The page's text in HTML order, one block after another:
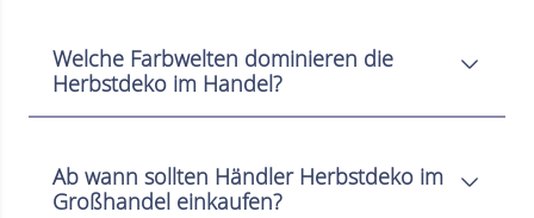
Welche Farbwelten dominieren die
Herbstdeko im Handel?
Ab wann sollten Händler Herbstdeko im
Großhandel einkaufen?